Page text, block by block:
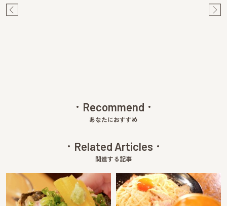
Recommend
あなたにおすすめ
Related Articles
関連する記事